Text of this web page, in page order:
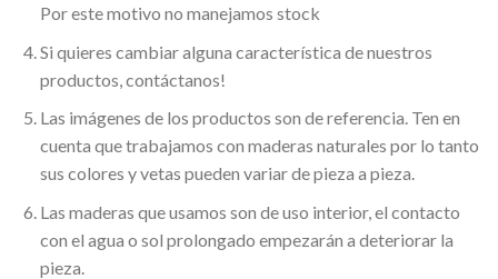
Por este motivo no manejamos stock
Si quieres cambiar alguna característica de nuestros
productos, contáctanos!
Las imágenes de los productos son de referencia. Ten en
cuenta que trabajamos con maderas naturales por lo tanto
sus colores y vetas pueden variar de pieza a pieza.
Las maderas que usamos son de uso interior, el contacto
con el agua o sol prolongado empezarán a deteriorar la
pieza.